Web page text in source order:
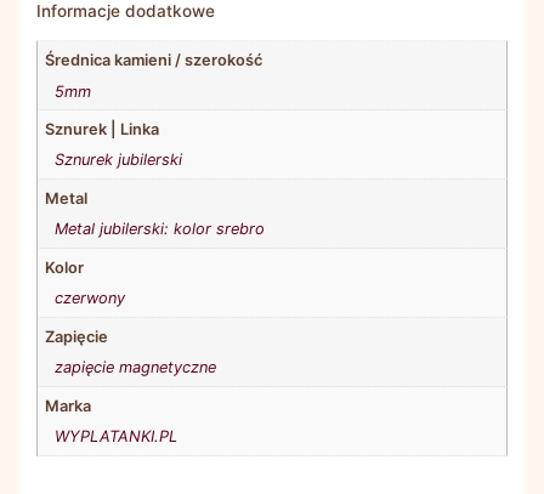
Informacje dodatkowe
Średnica kamieni / szerokość
5mm
Sznurek | Linka
Sznurek jubilerski
Metal
Metal jubilerski: kolor srebro
Kolor
czerwony
Zapięcie
zapięcie magnetyczne
Marka
WYPLATANKI.PL